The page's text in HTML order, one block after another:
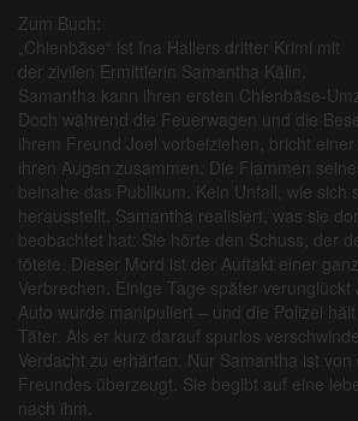
Zum Buch:
„Chienbäse“ ist Ina Hallers dritter Krimi mit
der zivilen Ermittlerin Samantha Kälin.
Samantha kann ihren ersten Chienbäse-
Doch während die Feuerwagen und die
ihrem Freund Joel vorbeiziehen, bricht
ihren Augen zusammen. Die Flammen
beinahe das Publikum. Kein Unfall, wie sich
herausstellt. Samantha realisiert, was sie
beobachtet hat: Sie hörte den Schuss, der
tötete. Dieser Mord ist der Auftakt einer
Verbrechen. Einige Tage später verunglückt
Auto wurde manipuliert – und die Polizei
Täter. Als er kurz darauf spurlos
Verdacht zu erhärten. Nur Samantha ist
Freundes überzeugt. Sie begibt auf eine
nach ihm.